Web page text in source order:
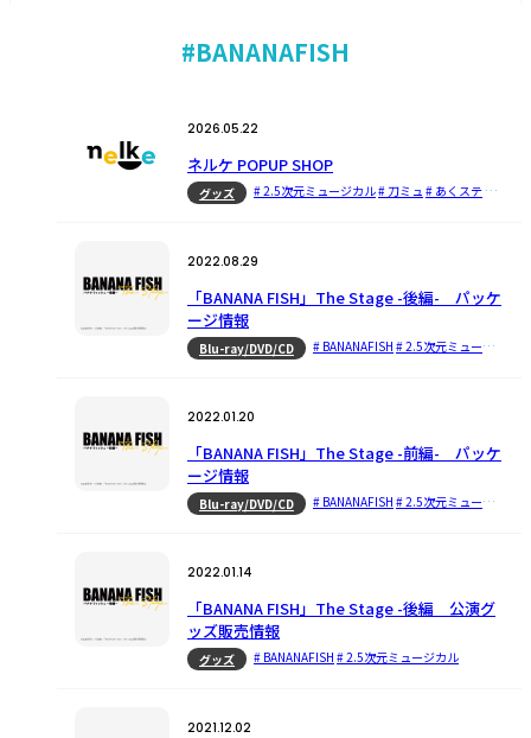
#BANANAFISH
2026.05.22
ネルケ POPUP SHOP
グッズ # 2.5次元ミュージカル# 刀ミュ # あくステ # 鉄ミュ
2022.08.29
「BANANA FISH」The Stage -後編- パッケ
ージ情報
Blu-ray/DVD/CD # BANANAFISH # 2.5次元ミュージカル
2022.01.20
「BANANA FISH」The Stage -前編- パッケ
ージ情報
Blu-ray/DVD/CD # BANANAFISH # 2.5次元ミュージカル
2022.01.14
「BANANA FISH」The Stage -後編 公演グ
ッズ販売情報
グッズ # BANANAFISH # 2.5次元ミュージカル
2021.12.02